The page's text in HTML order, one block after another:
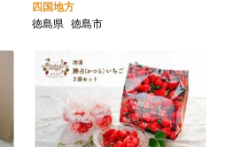
四国地方
徳島県 徳島市